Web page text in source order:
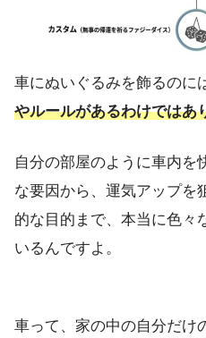
車にぬいぐるみを飾るのに
やルールがあるわけではあ
自分の部屋のように車内を
な要因から、運気アップを
的な目的まで、本当に色々
いるんですよ。
車って、家の中の自分だけ